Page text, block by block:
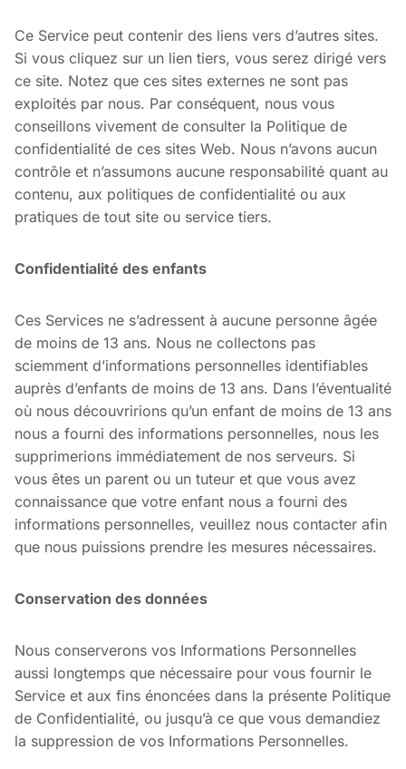
Ce Service peut contenir des liens vers d’autres sites.
Si vous cliquez sur un lien tiers, vous serez dirigé vers
ce site. Notez que ces sites externes ne sont pas
exploités par nous. Par conséquent, nous vous
conseillons vivement de consulter la Politique de
confidentialité de ces sites Web. Nous n’avons aucun
contrôle et n’assumons aucune responsabilité quant au
contenu, aux politiques de confidentialité ou aux
pratiques de tout site ou service tiers.
Confidentialité des enfants
Ces Services ne s’adressent à aucune personne âgée
de moins de 13 ans. Nous ne collectons pas
sciemment d’informations personnelles identifiables
auprès d’enfants de moins de 13 ans. Dans l’éventualité
où nous découvririons qu’un enfant de moins de 13 ans
nous a fourni des informations personnelles, nous les
supprimerions immédiatement de nos serveurs. Si
vous êtes un parent ou un tuteur et que vous avez
connaissance que votre enfant nous a fourni des
informations personnelles, veuillez nous contacter afin
que nous puissions prendre les mesures nécessaires.
Conservation des données
Nous conserverons vos Informations Personnelles
aussi longtemps que nécessaire pour vous fournir le
Service et aux fins énoncées dans la présente Politique
de Confidentialité, ou jusqu’à ce que vous demandiez
la suppression de vos Informations Personnelles.